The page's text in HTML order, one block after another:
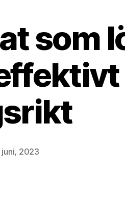
som
juni, 2023